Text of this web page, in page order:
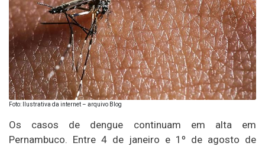
Foto: Ilustrativa da internet – arquivo Blog
Os casos de dengue continuam em alta em
Pernambuco. Entre 4 de janeiro e 1º de agosto de